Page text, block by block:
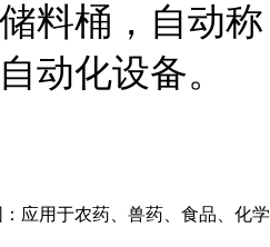
料桶，自动称
动化设备。
应用于农药、兽药、食品、化学